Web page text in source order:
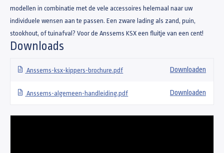
modellen in combinatie met de vele accessoires helemaal naar uw
individuele wensen aan te passen. Een zware lading als zand, puin,
stookhout, of tuinafval? Voor de Anssems KSX een fluitje van een cent!
Downloads
Anssems-ksx-kippers-brochure.pdf Downloaden
Anssems-algemeen-handleiding.pdf Downloaden